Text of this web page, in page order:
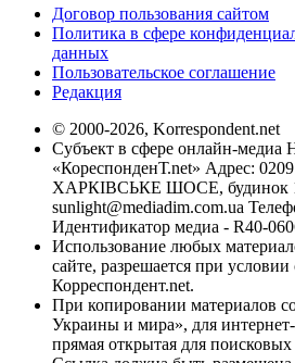
Договор пользования сайтом
Политика в сфере
данных
Пользовательское соглашение
Редакция
© 2000-2026, Korrespondent.net
Субъект в сфере онлайн-медиа
«КореспонденТ.net» Адрес:
ХАРКІВСЬКЕ ШОСЕ, будинок
sunlight@mediadim.com.ua
Идентификатор медиа - R40-
Использование любых
сайте, разрешается при
Корреспондент.net.
При копировании материалов
Украины и мира», для интернет-
прямая открытая для